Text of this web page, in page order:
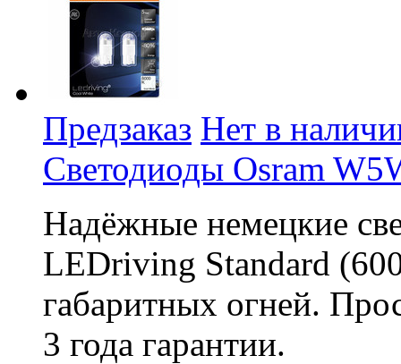
Предзаказ Нет в
Светодиоды Osram
Надёжные немецкие
LEDriving Standard
габаритных огней.
3 года гарантии.